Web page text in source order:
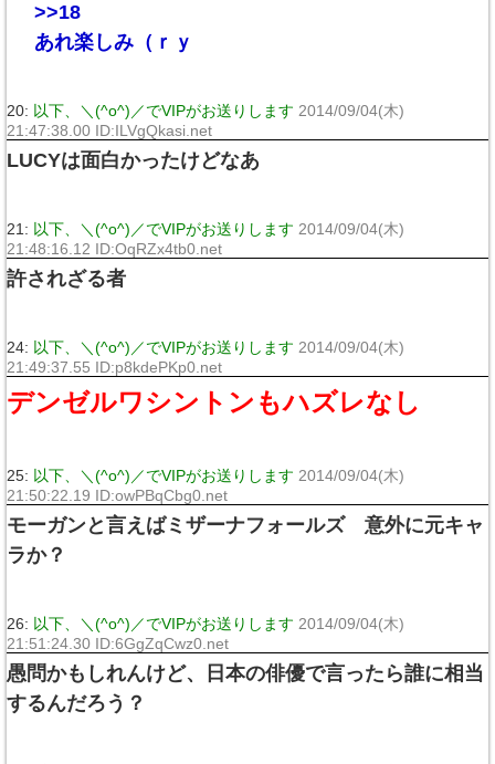
>>18
あれ楽しみ（ｒｙ
20: 以下、＼(^o^)／でVIPがお送りします 2014/09/04(木)
21:47:38.00 ID:ILVgQkasi.net
LUCYは面白かったけどなあ
21: 以下、＼(^o^)／でVIPがお送りします 2014/09/04(木)
21:48:16.12 ID:OqRZx4tb0.net
許されざる者
24: 以下、＼(^o^)／でVIPがお送りします 2014/09/04(木)
21:49:37.55 ID:p8kdePKp0.net
デンゼルワシントンもハズレなし
25: 以下、＼(^o^)／でVIPがお送りします 2014/09/04(木)
21:50:22.19 ID:owPBqCbg0.net
モーガンと言えばミザーナフォールズ 意外に元キャ
ラか？
26: 以下、＼(^o^)／でVIPがお送りします 2014/09/04(木)
21:51:24.30 ID:6GgZqCwz0.net
愚問かもしれんけど、日本の俳優で言ったら誰に相当
するんだろう？